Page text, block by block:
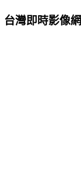
to台灣即時影像網